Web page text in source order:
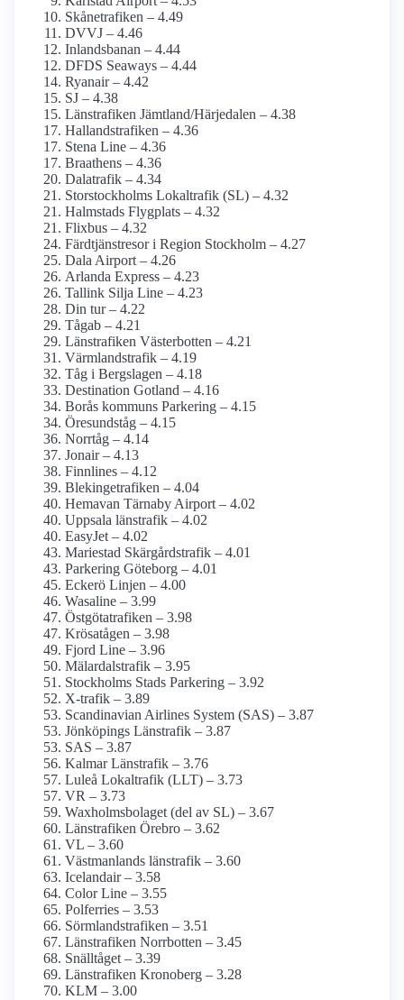
Skånetrafiken – 4.49
DVVJ – 4.46
Inlandsbanan – 4.44
DFDS Seaways – 4.44
Ryanair – 4.42
SJ – 4.38
Länstrafiken Jämtland/Härjedalen – 4.38
Hallandstrafiken – 4.36
Stena Line – 4.36
Braathens – 4.36
Dalatrafik – 4.34
Storstockholms Lokaltrafik (SL) – 4.32
Halmstads Flygplats – 4.32
Flixbus – 4.32
Färdtjänstresor i Region Stockholm – 4.27
Dala Airport – 4.26
Arlanda Express – 4.23
Tallink Silja Line – 4.23
Din tur – 4.22
Tågab – 4.21
Länstrafiken Västerbotten – 4.21
Värmlandstrafik – 4.19
Tåg i Bergslagen – 4.18
Destination Gotland – 4.16
Borås kommuns Parkering – 4.15
Öresundståg – 4.15
Norrtåg – 4.14
Jonair – 4.13
Finnlines – 4.12
Blekingetrafiken – 4.04
Hemavan Tärnaby Airport – 4.02
Uppsala länstrafik – 4.02
EasyJet – 4.02
Mariestad Skärgårdstrafik – 4.01
Parkering Göteborg – 4.01
Eckerö Linjen – 4.00
Wasaline – 3.99
Östgötatrafiken – 3.98
Krösatågen – 3.98
Fjord Line – 3.96
Mälardalstrafik – 3.95
Stockholms Stads Parkering – 3.92
X-trafik – 3.89
Scandinavian Airlines System (SAS) – 3.87
Jönköpings Länstrafik – 3.87
SAS – 3.87
Kalmar Länstrafik – 3.76
Luleå Lokaltrafik (LLT) – 3.73
VR – 3.73
Waxholms­bolaget (del av SL) – 3.67
Länstrafiken Örebro – 3.62
VL – 3.60
Västmanlands länstrafik – 3.60
Icelandair – 3.58
Color Line – 3.55
Polferries – 3.53
Sörmlandstrafiken – 3.51
Länstrafiken Norrbotten – 3.45
Snälltåget – 3.39
Länstrafiken Kronoberg – 3.28
KLM – 3.00